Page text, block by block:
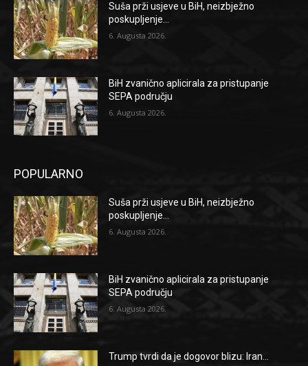
Suša prži usjeve u BiH, neizbježno
poskupljenje...
6. Augusta 2026.
BiH zvanično aplicirala za pristupanje
SEPA području
6. Augusta 2026.
POPULARNO
Suša prži usjeve u BiH, neizbježno
poskupljenje...
6. Augusta 2026.
BiH zvanično aplicirala za pristupanje
SEPA području
6. Augusta 2026.
Trump tvrdi da je dogovor blizu: Iran...